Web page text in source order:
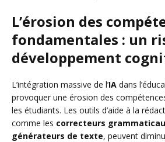
L’érosion des
fondamentales : un
développement
L’intégration massive de l’IA dans
provoquer une érosion des
les étudiants. Les outils d’aide à la
comme les correcteurs
générateurs de texte, peuvent